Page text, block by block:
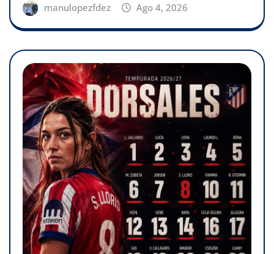
manulopezfdez Ago 4, 2026